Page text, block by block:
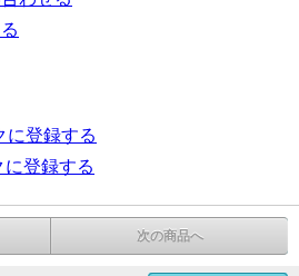
に登録する
登録する
次の商品へ